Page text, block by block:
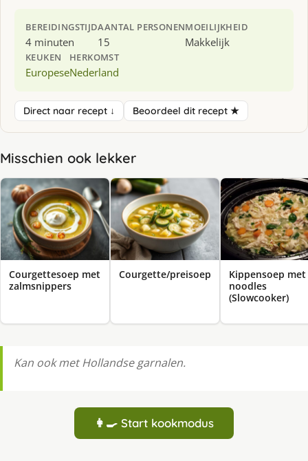
BEREIDINGSTIJD
4 minuten
AANTAL PERSONEN
15
MOEILIJKHEID
Makkelijk
KEUKEN
Europese
HERKOMST
Nederland
Direct naar recept ↓ Beoordeel dit recept ★
Misschien ook lekker
Courgettesoep met
zalmsnippers
Courgette/preisoep
Kippensoep met
noodles
(Slowcooker)
Kan ook met Hollandse garnalen.
👩‍🍳 Start kookmodus